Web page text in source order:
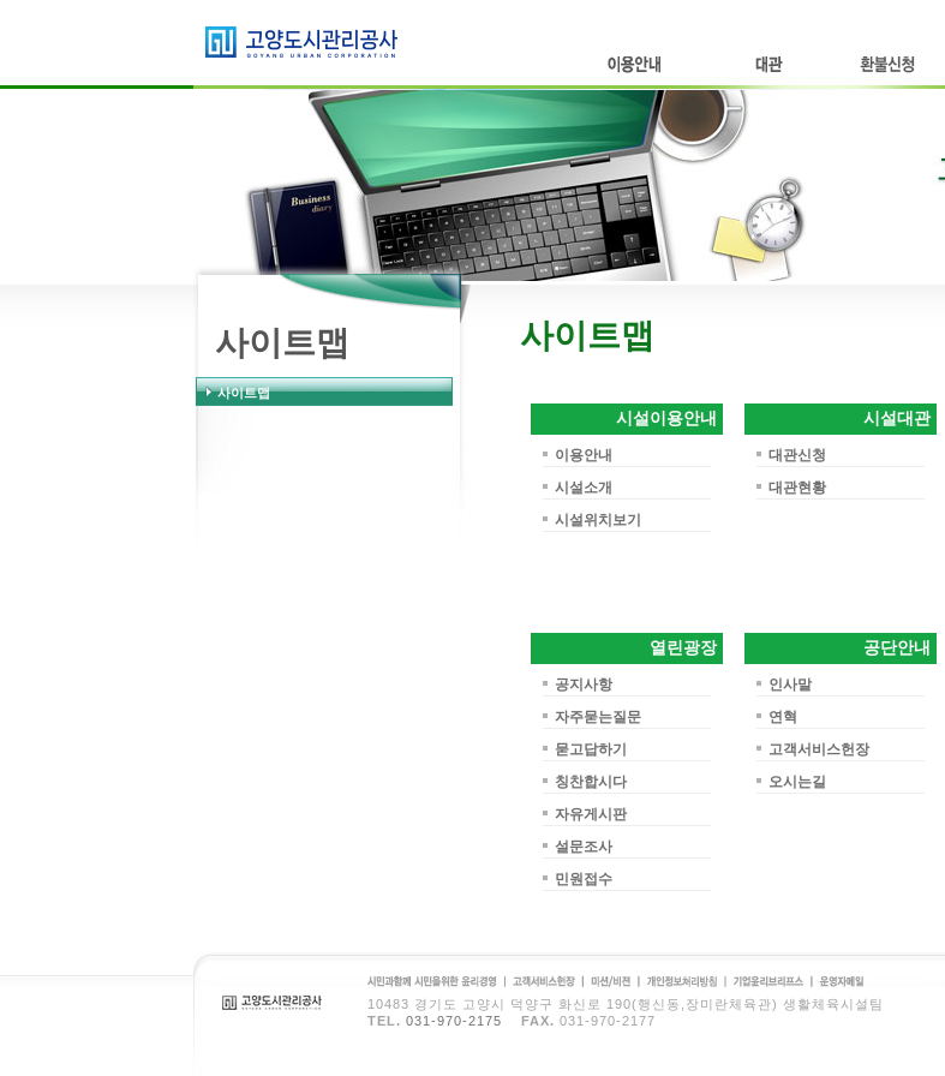
시설이용안내 시설대관 환불신청
고양시민과 함께하는인조잔디구장
사이트맵
시설이용안내
이용안내
시설소개
시설위치보기
시설대관
대관신청
대관현황
열린광장
공지사항
자주묻는질문
묻고답하기
칭찬합시다
자유게시판
설문조사
민원접수
공단안내
인사말
연혁
고객서비스헌장
오시는길
사이트맵
사이트맵
시민과 함께 시민을 위
한 윤리경영
고객서비스
헌장
미션/비전 개인정보처리
방침
기업윤리브리
프스
운영자메
일
10483 경기도 고양시 덕양구 화신로 190(행신동,장미란체육관) 생활체육시설팀
TEL. 031-970-2175 FAX. 031-970-2177